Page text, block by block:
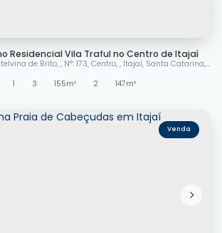
Residencial Vila Traful no Centro de Itajaí
de Brito , N°: 173, Centro , Itajaí, Santa Catarina,
1 3 155m² 2 147m²